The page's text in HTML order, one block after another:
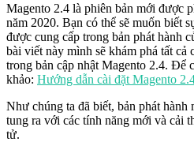
Magento 2.4 là phiên bản mới được
năm 2020. Bạn có thể sẽ muốn biết
được cung cấp trong bản phát hành
bài viết này mình sẽ khám phá tất cả
trong bản cập nhật Magento 2.4. Để
khảo: Hướng dẫn cài đặt Magento
Như chúng ta đã biết, bản phát
tung ra với các tính năng mới và cải
tử.